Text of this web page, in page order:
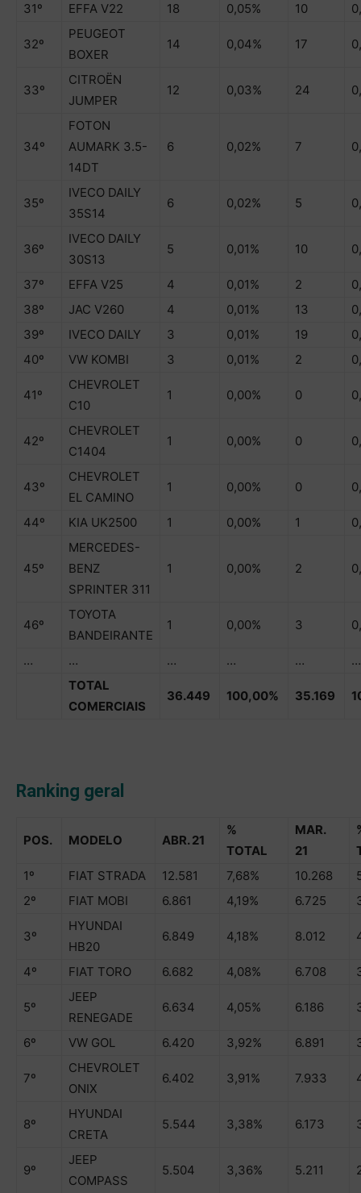
31º EFFA V22 18 0,05% 10
32º
PEUGEOT
BOXER
14 0,04% 17
33º
CITROËN
JUMPER
12 0,03% 24
34º
FOTON
AUMARK 3.5-
14DT
6 0,02% 7
35º
IVECO DAILY
35S14
6 0,02% 5
36º
IVECO DAILY
30S13
5 0,01% 10
37º EFFA V25 4 0,01% 2
38º
JAC V260 4 0,01% 13
39º
IVECO DAILY 3 0,01% 19
40º
VW KOMBI 3 0,01% 2
41º
CHEVROLET
C10
1 0,00% 0
42º
CHEVROLET
C1404
1 0,00% 0
43º
CHEVROLET
EL CAMINO
1 0,00% 0
44º KIA UK2500 1 0,00% 1
45º
MERCEDES-
BENZ
SPRINTER 311
1 0,00% 2
46º
TOYOTA
BANDEIRANTE
1 0,00% 3
… … … … …
…
TOTAL
COMERCIAIS
36.449 100,00% 35.169
Ranking geral
POS. MODELO ABR. 21
%
TOTAL
MAR.
21
1º
FIAT STRADA 12.581 7,68% 10.268
2º
FIAT MOBI 6.861 4,19% 6.725
3º
HYUNDAI
HB20
6.849 4,18% 8.012
4º FIAT TORO 6.682 4,08% 6.708
5º
JEEP
RENEGADE
6.634 4,05% 6.186
6º VW GOL 6.420 3,92% 6.891
7º
CHEVROLET
ONIX
6.402 3,91% 7.933
8º
HYUNDAI
CRETA
5.544 3,38% 6.173
9º
JEEP
COMPASS
5.504 3,36% 5.211